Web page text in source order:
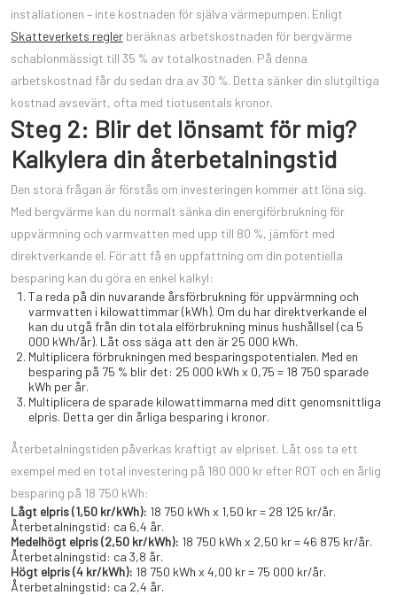
installationen – inte kostnaden för själva värmepumpen. Enligt
Skatteverkets regler beräknas arbetskostnaden för bergvärme
schablonmässigt till 35 % av totalkostnaden. På denna
arbetskostnad får du sedan dra av 30 %. Detta sänker din slutgiltiga
kostnad avsevärt, ofta med tiotusentals kronor.
Steg 2: Blir det lönsamt för mig?
Kalkylera din återbetalningstid
Den stora frågan är förstås om investeringen kommer att löna sig.
Med bergvärme kan du normalt sänka din energiförbrukning för
uppvärmning och varmvatten med upp till 80 %, jämfört med
direktverkande el. För att få en uppfattning om din potentiella
besparing kan du göra en enkel kalkyl:
Ta reda på din nuvarande årsförbrukning för uppvärmning och
varmvatten i kilowattimmar (kWh). Om du har direktverkande el
kan du utgå från din totala elförbrukning minus hushållsel (ca 5
000 kWh/år). Låt oss säga att den är 25 000 kWh.
Multiplicera förbrukningen med besparingspotentialen. Med en
besparing på 75 % blir det: 25 000 kWh x 0,75 = 18 750 sparade
kWh per år.
Multiplicera de sparade kilowattimmarna med ditt genomsnittliga
elpris. Detta ger din årliga besparing i kronor.
Återbetalningstiden påverkas kraftigt av elpriset. Låt oss ta ett
exempel med en total investering på 180 000 kr efter ROT och en årlig
besparing på 18 750 kWh:
Lågt elpris (1,50 kr/kWh): 18 750 kWh x 1,50 kr = 28 125 kr/år.
Återbetalningstid: ca 6,4 år.
Medelhögt elpris (2,50 kr/kWh): 18 750 kWh x 2,50 kr = 46 875 kr/år.
Återbetalningstid: ca 3,8 år.
Högt elpris (4 kr/kWh): 18 750 kWh x 4,00 kr = 75 000 kr/år.
Återbetalningstid: ca 2,4 år.